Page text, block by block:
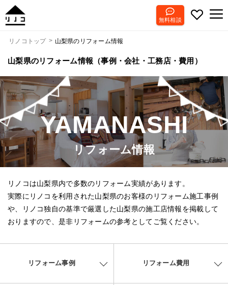
無料相談
リノコトップ 山梨県のリフォーム情報
山梨県のリフォーム情報（事例・会社・工務店・費用）
YAMANASHI
リフォーム情報
リノコは山梨県内で多数のリフォーム実績があります。
実際にリノコを利用された山梨県のお客様のリフォーム施工事例
や、リノコ独自の基準で厳選した山梨県の施工店情報を掲載して
おりますので、是非リフォームの参考としてご覧ください。
リフォーム事例 リフォーム費用